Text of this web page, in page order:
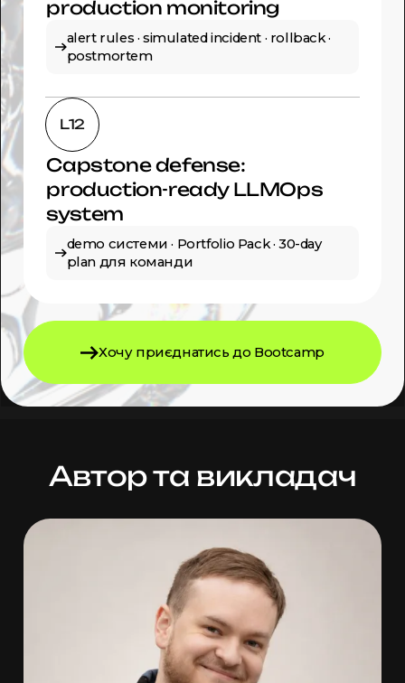
production monitoring
alert rules · simulated incident · rollback ·
postmortem
L12
Capstone defense:
production-ready LLMOps
system
demo системи · Portfolio Pack · 30-day
plan для команди
Хочу приєднатись до Bootcamp
Автор та викладач